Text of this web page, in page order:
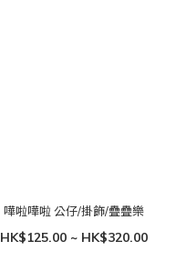
嘩啦嘩啦 公仔/掛飾/疊疊樂
HK$125.00 ~ HK$320.00